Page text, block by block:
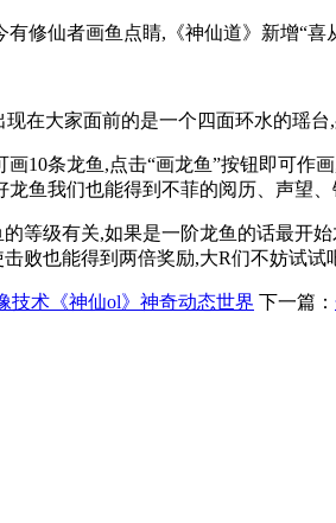
有修仙者画鱼点睛,《神仙道》新增“
现在大家面前的是一个四面环水的瑶
画10条龙鱼,点击“画龙鱼”按钮即可作
龙鱼我们也能得到不菲的阅历、声望、
等级有关,如果是一阶龙鱼的话最开
败也能得到两倍奖励,大R们不妨试试
技术《神仙ol》神奇动态世界 下一篇：